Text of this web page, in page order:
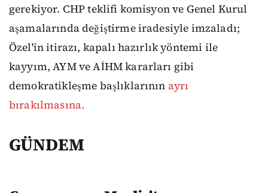
gerekiyor. CHP teklifi komisyon ve Genel Kurul
aşamalarında değiştirme iradesiyle imzaladı;
Özel'in itirazı, kapalı hazırlık yöntemi ile
kayyım, AYM ve AİHM kararları gibi
demokratikleşme başlıklarının ayrı
bırakılmasına.
GÜNDEM